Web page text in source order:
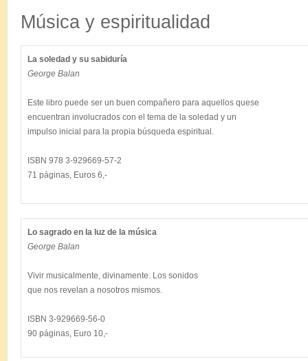
Música y espiritualidad
La soledad y su sabiduría
George Balan
Este libro puede ser un buen compañero para aquellos quese
encuentran involucrados con el tema de la soledad y un
impulso inicial para la propia búsqueda espiritual.
ISBN 978 3-929669-57-2
71 páginas, Euros 6,-
Lo sagrado en la luz de la música
George Balan
Vivir musicalmente, divinamente. Los sonidos
que nos revelan a nosotros mismos.
ISBN 3-929669-56-0